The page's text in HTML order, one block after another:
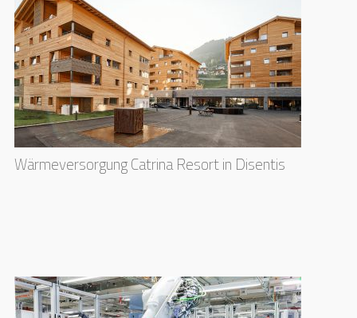
Wärmeversorgung Catrina Resort in Disentis